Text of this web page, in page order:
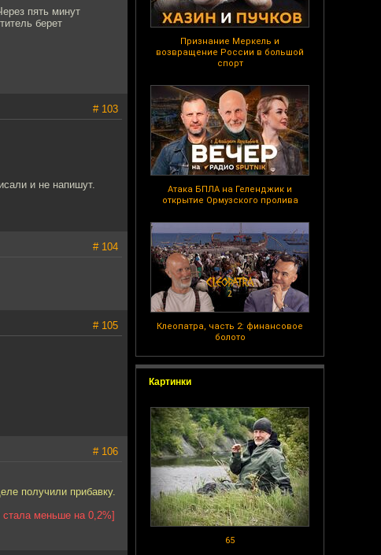
Признание Меркель и
возвращение России в большой
спорт
Атака БПЛА на Геленджик и
открытие Ормузского пролива
Клеопатра, часть 2: финансовое
болото
Картинки
65
пять минут
берет
# 103
и не напишут.
# 104
# 105
# 106
получили прибавку.
меньше на 0,2%]